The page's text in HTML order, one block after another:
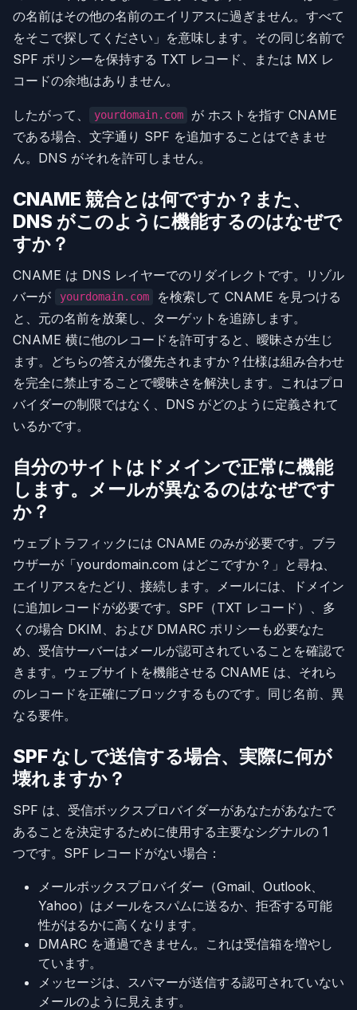
の名前はその他の名前のエイリアスに過ぎません。すべて
をそこで探してください」を意味します。その同じ名前で
SPF ポリシーを保持する TXT レコード、または MX レ
コードの余地はありません。
したがって、 yourdomain.com
が ホストを指す CNAME
である場合、文字通り SPF を追加することはできませ
ん。DNS がそれを許可しません。
CNAME 競合とは何ですか？また、
DNS がこのように機能するのはなぜで
すか？
CNAME は DNS レイヤーでのリダイレクトです。リゾル
バーが
yourdomain.com
を検索して CNAME を見つける
と、元の名前を放棄し、ターゲットを追跡します。
CNAME 横に他のレコードを許可すると、曖昧さが生じ
ます。どちらの答えが優先されますか？仕様は組み合わせ
を完全に禁止することで曖昧さを解決します。これはプロ
バイダーの制限ではなく、DNS がどのように定義されて
いるかです。
自分のサイトはドメインで正常に機能
します。メールが異なるのはなぜです
か？
ウェブトラフィックには CNAME のみが必要です。ブラ
ウザーが「yourdomain.com はどこですか？」と尋ね、
エイリアスをたどり、接続します。メールには、ドメイン
に追加レコードが必要です。SPF（TXT レコード）、多
くの場合 DKIM、および DMARC ポリシーも必要なた
め、受信サーバーはメールが認可されていることを確認で
きます。ウェブサイトを機能させる CNAME は、それら
のレコードを正確にブロックするものです。同じ名前、異
なる要件。
SPF なしで送信する場合、実際に何が
壊れますか？
SPF は、受信ボックスプロバイダーがあなたがあなたで
あることを決定するために使用する主要なシグナルの 1
つです。SPF レコードがない場合：
メールボックスプロバイダー（Gmail、Outlook、
Yahoo）はメールをスパムに送るか、拒否する可能
性がはるかに高くなります。
DMARC を通過できません。これは受信箱を増やし
ています。
メッセージは、スパマーが送信する認可されていない
メールのように見えます。